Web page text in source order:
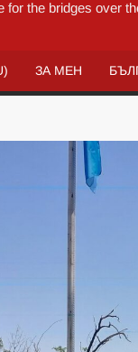
for the bridges over
ЗА МЕН